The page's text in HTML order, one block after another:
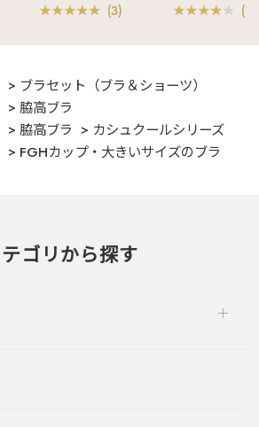
(3) (1)
ブラセット（ブラ＆ショーツ）
脇高ブラ
脇高ブラ
カシュクールシリーズ
FGHカップ・大きいサイズのブラ
ゴリから探す